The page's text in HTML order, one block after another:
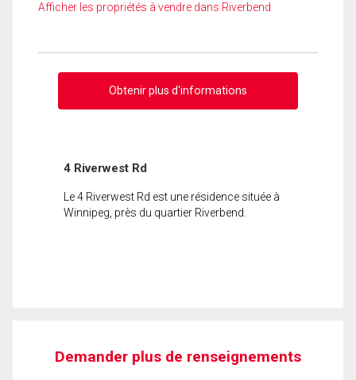
Afficher les propriétés à vendre dans Riverbend
Obtenir plus d'informations
4 Riverwest Rd
Le 4 Riverwest Rd est une résidence située à
Winnipeg, près du quartier Riverbend.
Demander plus de renseignements